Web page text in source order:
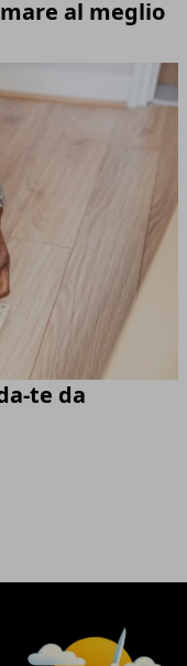
al meglio
te da